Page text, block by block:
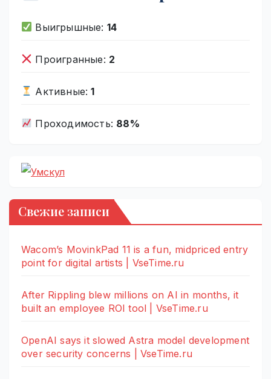
Выигрышные: 14
Проигранные: 2
Активные:1
Проходимость: 88%
Свежие записи
Wacom’s MovinkPad 11 is a fun, midpriced entry
point for digital artists | VseTime.ru
After Rippling blew millions on AI in months, it
built an employee ROI tool | VseTime.ru
OpenAI says it slowed Astra model development
over security concerns | VseTime.ru